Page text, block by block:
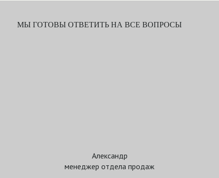
МЫ ГОТОВЫ ОТВЕТИТЬ НА ВСЕ ВОПРОСЫ
Александр
менеджер отдела продаж